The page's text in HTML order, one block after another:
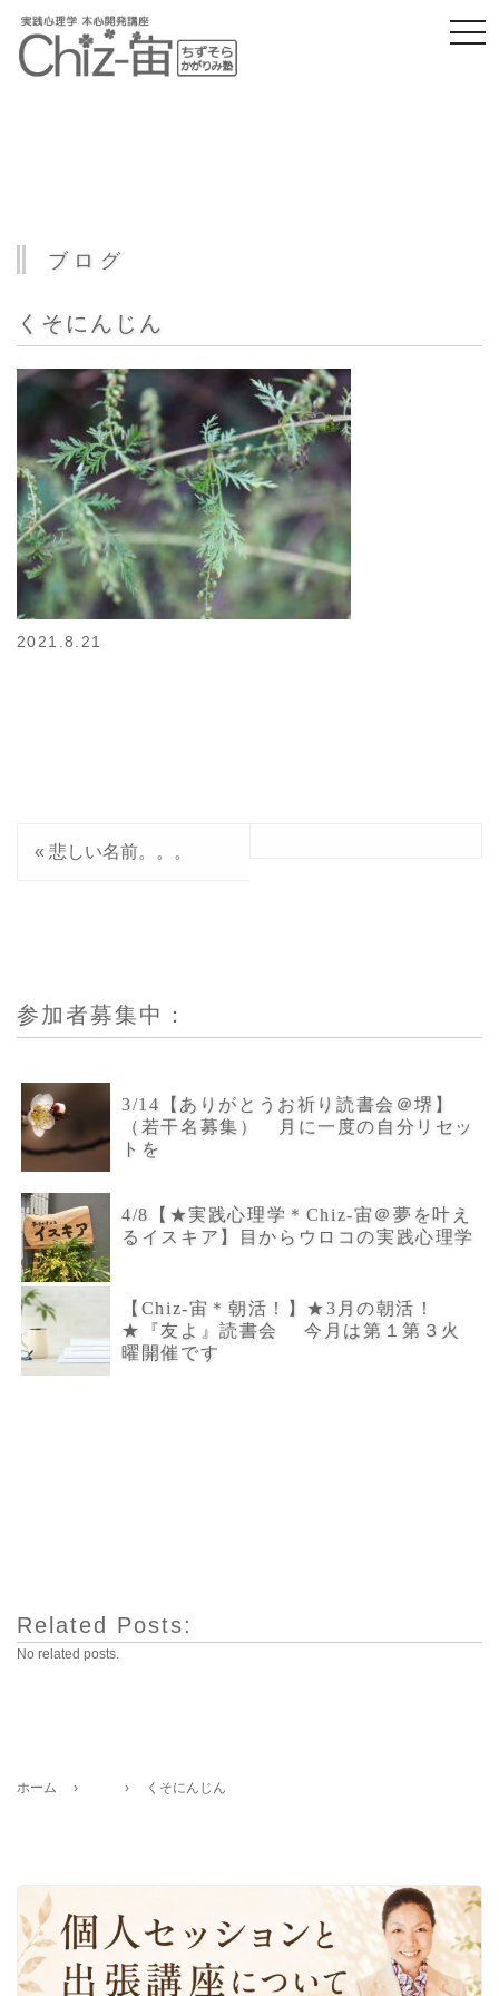
ブログ
くそにんじん
2021.8.21
« 悲しい名前。。。
参加者募集中：
3/14【ありがとうお祈り読書会＠堺】
（若干名募集） 月に一度の自分リセッ
トを
4/8【★実践心理学＊Chiz-宙＠夢を叶え
るイスキア】目からウロコの実践心理学
【Chiz-宙＊朝活！】★3月の朝活！
★『友よ』読書会 今月は第１第３火
曜開催です
Related Posts:
No related posts.
ホーム › › くそにんじん